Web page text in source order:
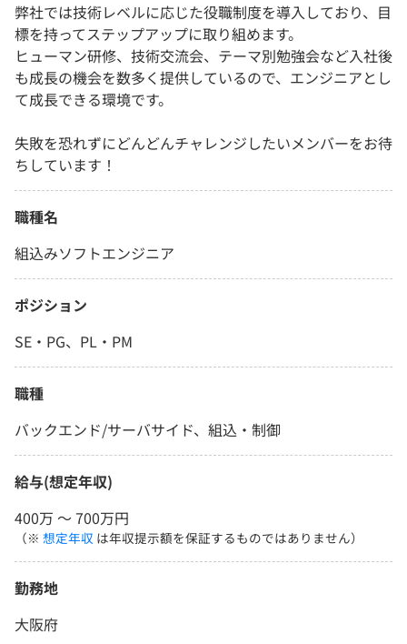
弊社では技術レベルに応じた役職制度を導入しており、目
標を持ってステップアップに取り組めます。
ヒューマン研修、技術交流会、テーマ別勉強会など入社後
も成長の機会を数多く提供しているので、エンジニアとし
て成長できる環境です。
失敗を恐れずにどんどんチャレンジしたいメンバーをお待
ちしています！
職種名
組込みソフトエンジニア
ポジション
SE・PG、PL・PM
職種
バックエンド/サーバサイド、組込・制御
給与(想定年収)
400万 〜 700万円
（※ 想定年収 は年収提示額を保証するものではありません）
勤務地
大阪府